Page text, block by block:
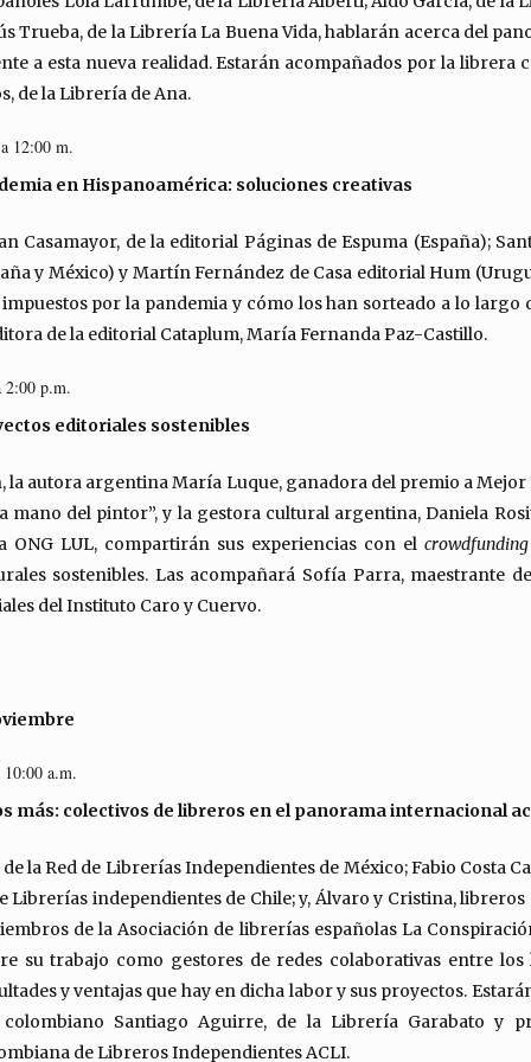
Trueba, de la Librería La Buena Vida, hablarán acerca del
a esta nueva realidad. Estarán acompañados por la librera
de la Librería de Ana.
12:00 m.
en Hispanoamérica: soluciones creativas
Casamayor, de la editorial Páginas de Espuma (España);
y México) y Martín Fernández de Casa editorial Hum
por la pandemia y cómo los han sorteado a lo largo
de la editorial Cataplum, María Fernanda Paz-Castillo.
2:00 p.m.
editoriales sostenibles
la autora argentina María Luque, ganadora del premio a
mano del pintor”, y la gestora cultural argentina, Daniela
ONG LUL, compartirán sus experiencias con el
sostenibles. Las acompañará Sofía Parra, maestrante
del Instituto Caro y Cuervo.
a.m.
más: colectivos de libreros en el panorama internacional
de la Red de Librerías Independientes de México; Fabio Costa
Librerías independientes de Chile; y, Álvaro y Cristina, libreros
de la Asociación de librerías españolas La
su trabajo como gestores de redes colaborativas entre los
y ventajas que hay en dicha labor y sus proyectos.
Santiago Aguirre, de la Librería Garabato y
de Libreros Independientes ACLI.